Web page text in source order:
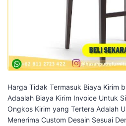
Harga Tidak Termasuk Biaya Kirim
Adaalah Biaya Kirim Invoice Untuk
Ongkos Kirim yang Tertera Adalah
Menerima Custom Desain Sesuai